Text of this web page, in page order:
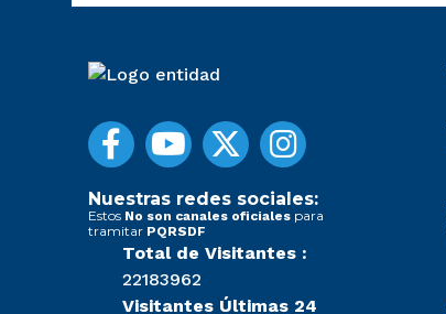
Nuestras redes sociales:
Estos No son canales oficiales para
tramitar PQRSDF
Total de Visitantes :
22183962
Visitantes Últimas 24